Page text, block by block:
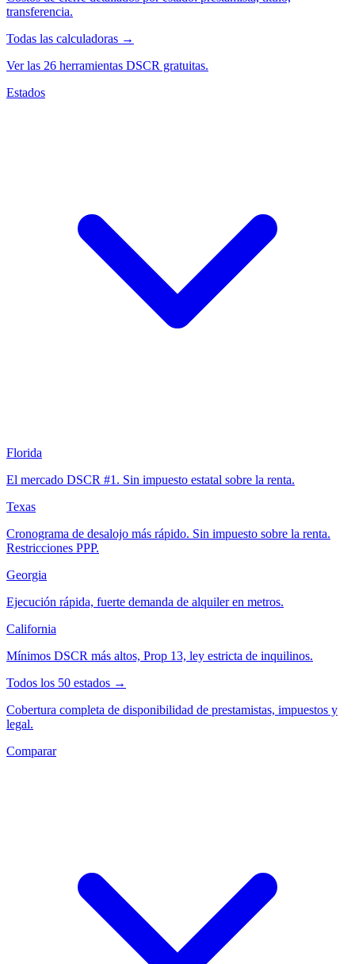
transferencia.
Todas las calculadoras →
Ver las 26 herramientas DSCR gratuitas.
Estados
Florida
El mercado DSCR #1. Sin impuesto estatal sobre la renta.
Texas
Cronograma de desalojo más rápido. Sin impuesto sobre la renta.
Restricciones PPP.
Georgia
Ejecución rápida, fuerte demanda de alquiler en metros.
California
Mínimos DSCR más altos, Prop 13, ley estricta de inquilinos.
Todos los 50 estados →
Cobertura completa de disponibilidad de prestamistas, impuestos y
legal.
Comparar